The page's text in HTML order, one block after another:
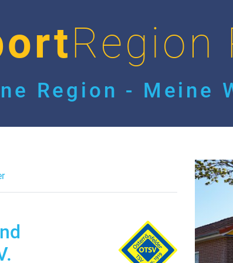
Region
Region - Meine